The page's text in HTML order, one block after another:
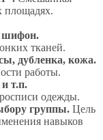
площадях.
шифон.
тканей.
дубленка, кожа.
работы.
т.п.
одежды.
группы. Цель
навыков